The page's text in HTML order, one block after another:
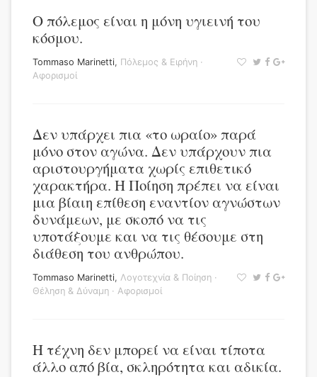
Ο πόλεμος είναι η μόνη υγιεινή του
κόσμου.
Tommaso Marinetti, Πόλεμος & Ειρήνη ·
Αφορισμοί
Δεν υπάρχει πια «το ωραίο» παρά
μόνο στον αγώνα. Δεν υπάρχουν πια
αριστουργήματα χωρίς επιθετικό
χαρακτήρα. Η Ποίηση πρέπει να είναι
μια βίαιη επίθεση εναντίον αγνώστων
δυνάμεων, με σκοπό να τις
υποτάξουμε και να τις θέσουμε στη
διάθεση του ανθρώπου.
Tommaso Marinetti, Λογοτεχνία & Ποίηση ·
Θέληση & Δύναμη · Αφορισμοί
Η τέχνη δεν μπορεί να είναι τίποτα
άλλο από βία, σκληρότητα και αδικία.